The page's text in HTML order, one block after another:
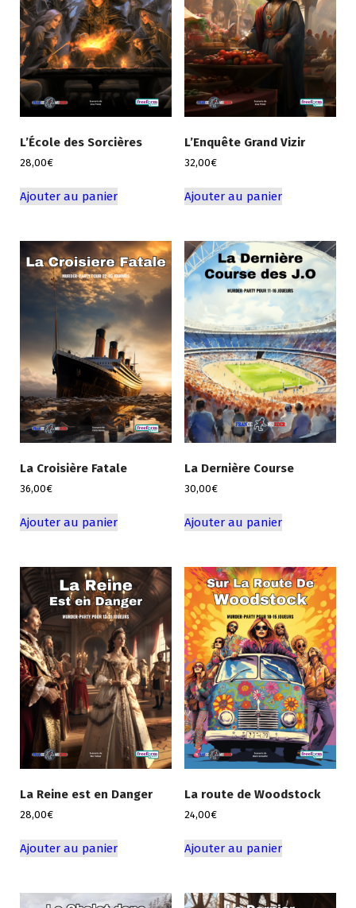
L’École des Sorcières
28,00€
Ajouter au panier
L’Enquête Grand Vizir
32,00€
Ajouter au panier
La Croisière Fatale
36,00€
Ajouter au panier
La Dernière Course
30,00€
Ajouter au panier
La Reine est en Danger
28,00€
Ajouter au panier
La route de Woodstock
24,00€
Ajouter au panier